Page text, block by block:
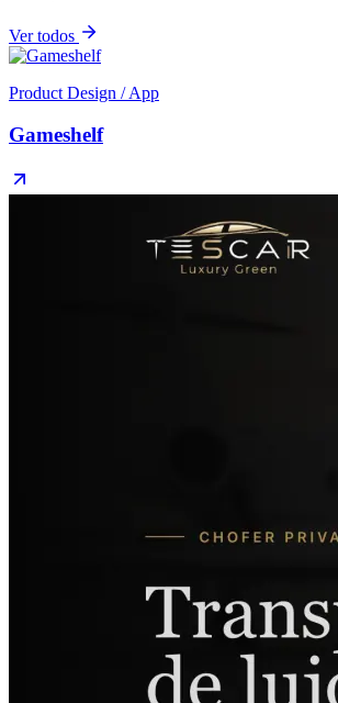
Ver todos
Product Design / App
Gameshelf